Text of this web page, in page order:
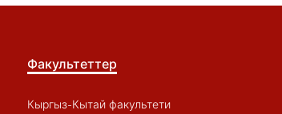
Факультеттер
Кыргыз-Кытай факультети